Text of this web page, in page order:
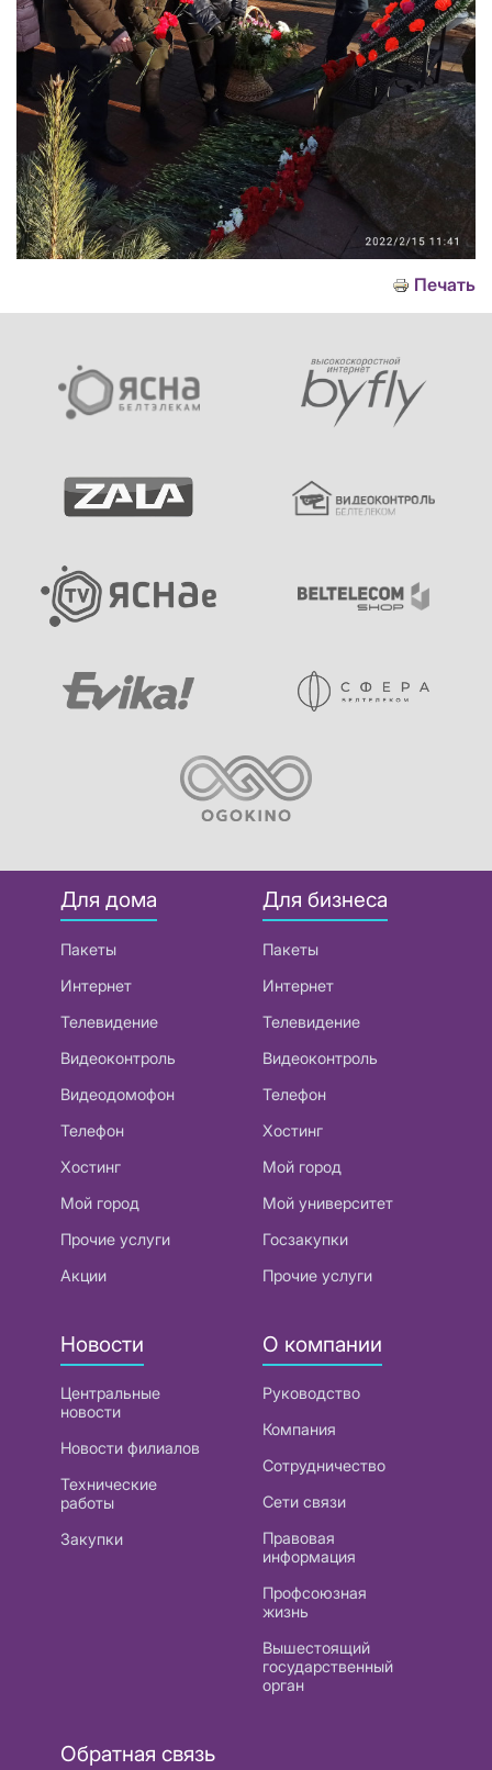
Печать
Для дома
Пакеты
Интернет
Телевидение
Видеоконтроль
Видеодомофон
Телефон
Хостинг
Мой город
Прочие услуги
Акции
Для бизнеса
Пакеты
Интернет
Телевидение
Видеоконтроль
Телефон
Хостинг
Мой город
Мой университет
Госзакупки
Прочие услуги
Новости
Центральные
новости
Новости филиалов
Технические
работы
Закупки
О компании
Руководство
Компания
Сотрудничество
Сети связи
Правовая
информация
Профсоюзная
жизнь
Вышестоящий
государственный
орган
Обратная связь